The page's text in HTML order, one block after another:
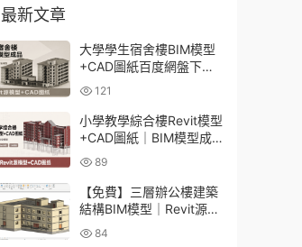
最新文章
大學學生宿舍樓BIM模型
+CAD圖紙百度網盤下載
｜建築結構全套Revit源文
件
121
小學教學綜合樓Revit模型
+CAD圖紙｜BIM模型成
品百度網盤下載
89
【免費】三層辦公樓建築
結構BIM模型｜Revit源文
件百度網盤下載
84